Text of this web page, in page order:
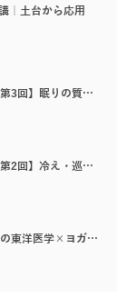
｜土台から応用
3回】眠りの質…
2回】冷え・巡…
の東洋医学×ヨガ…